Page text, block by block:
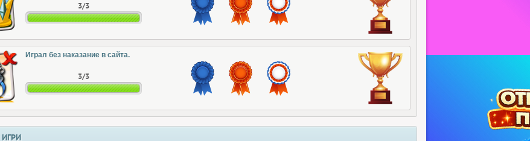
3/3
Играл без наказание в сайта.
3/3